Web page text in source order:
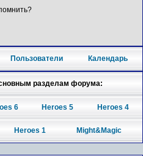
Пользователи Календарь
разделам форума:
6 Heroes 5 Heroes 4
Heroes 1 Might&Magic